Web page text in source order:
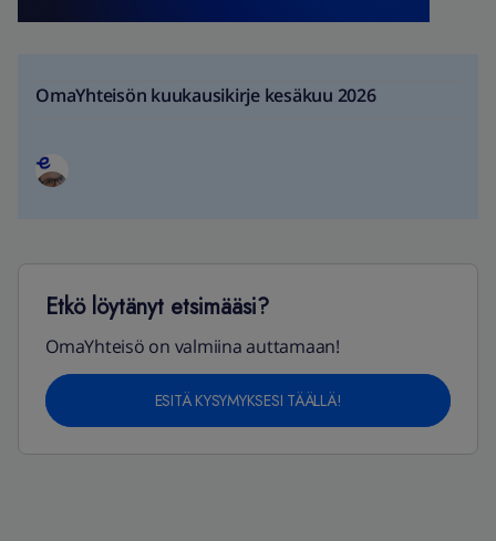
OmaYhteisön kuukausikirje kesäkuu 2026
Etkö löytänyt etsimääsi?
OmaYhteisö on valmiina auttamaan!
ESITÄ KYSYMYKSESI TÄÄLLÄ!